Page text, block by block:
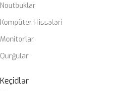
Noutbuklar
Kompüter Hissələri
Monitorlar
Qurğular
Keçidlər